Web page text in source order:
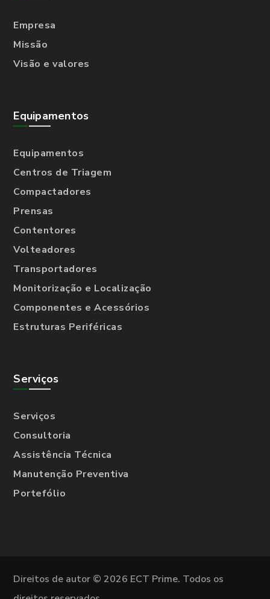
Empresa
Missão
Visão e valores
Equipamentos
Equipamentos
Centros de Triagem
Compactadores
Prensas
Contentores
Volteadores
Transportadores
Monitorização e Localização
Componentes e Acessórios
Estruturas Periféricas
Serviços
Serviços
Consultoria
Assistência Técnica
Manutenção Preventiva
Portefólio
Direitos de autor © 2026 ECT Prime. Todos os